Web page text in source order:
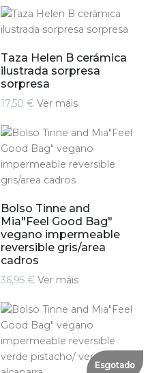
Taza Helen B cerámica
ilustrada sorpresa
sorpresa
17,50 € Ver máis
Bolso Tinne and
Mia"Feel Good Bag"
vegano impermeable
reversible gris/area
cadros
36,95 € Ver máis
Esgotado